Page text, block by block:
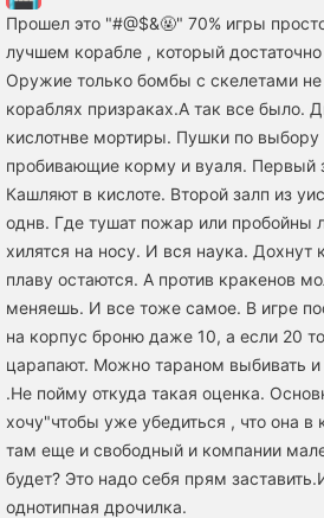
Прошел это "#@$&🤬" 70% игры
лучшем корабле , который
Оружие только бомбы с скелетами не
кораблях призраках.А так все было.
кислотнве мортиры. Пушки по
пробивающие корму и вуаля. Первый
Кашляют в кислоте. Второй залп из
однв. Где тушат пожар или пробойны
хилятся на носу. И вся наука. Дохнут
плаву остаются. А против кракенов
меняешь. И все тоже самое. В игре
на корпус броню даже 10, а если 20
царапают. Можно тараном выбивать и
.Не пойму откуда такая оценка.
хочу"чтобы уже убедиться , что она в
там еще и свободный и компании
будет? Это надо себя прям
однотипная дрочилка.